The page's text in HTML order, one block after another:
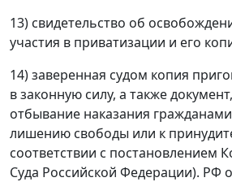
13) свидетельство об
участия в приватизации и его
14) заверенная судом копия
в законную силу, а также
отбывание наказания
лишению свободы или к
соответствии с постановлением
Суда Российской Федерации). РФ